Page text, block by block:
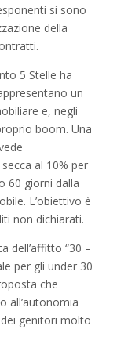
si sono
della
5 Stelle ha
un
e, negli
boom. Una
al 10% per
60 giorni dalla
L’obiettivo è
non dichiarati.
dell’affitto “30 –
per gli under 30
che
all’autonomia
genitori molto